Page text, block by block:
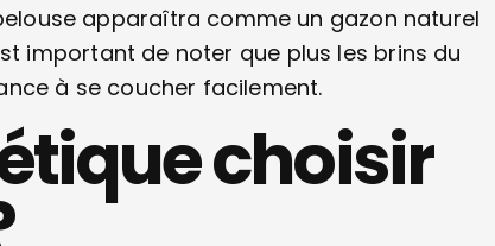
apparaîtra comme un gazon naturel
important de noter que plus les brins du
à se coucher facilement.
choisir